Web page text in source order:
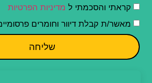
קראתי והסכמתי ל מדיניות הפרטיות
מאשר/ת קבלת דיוור וחומרים
שליחה